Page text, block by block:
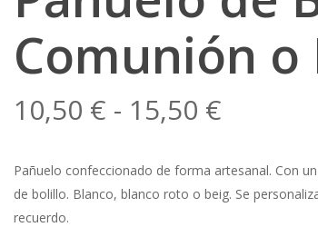
Comunión o
10,50 € - 15,50 €Rango
desde
Pañuelo confeccionado de forma artesanal. Con
de bolillo. Blanco, blanco roto o beig. Se
recuerdo.